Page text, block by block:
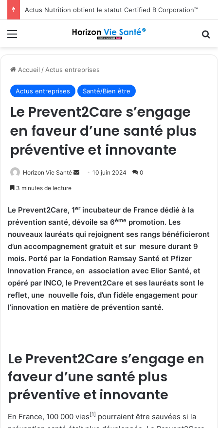
Actus Nutrition obtient le statut Certified B Corporation™
Menu
Accueil /Actus entreprises
Actus entreprises Santé/Bien être
Le Prevent2Care s’engage
en faveur d’une santé plus
préventive et innovante
Horizon Vie Santé
Envoyer10 juin 2024 0
3 minutes de lecture
Le Prevent2Care, 1erincubateur de France dédié à la
prévention santé, dévoile sa 6ème promotion. Les
nouveaux lauréats qui rejoignent ses rangs bénéficieront
d’un accompagnement gratuit et sur mesure durant 9
mois. Porté par la Fondation Ramsay Santé et Pfizer
Innovation France, en association avec Elior Santé, et
opéré par INCO, le Prevent2Care et ses lauréats sont le
reflet, une nouvelle fois, d’un fidèle engagement pour
l’innovation en matière de prévention santé.
Le Prevent2Care s’engage en
faveur d’une santé plus
préventive et innovante
En France, 100 000 vies [1] pourraient être sauvées si la